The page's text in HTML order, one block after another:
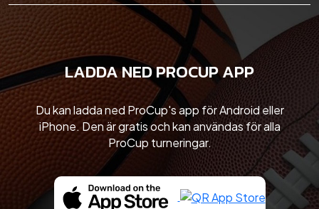
LADDA NED PROCUP APP
Du kan ladda ned ProCup's app för Android eller
iPhone. Den är gratis och kan användas för alla
ProCup turneringar.